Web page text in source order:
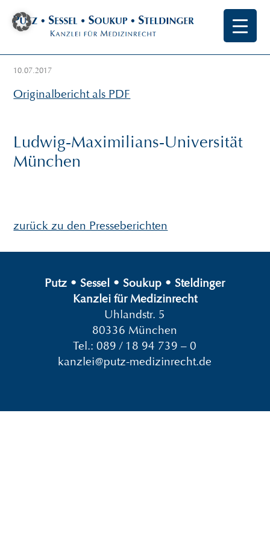
10.07.2017
Originalbericht als PDF
Ludwig-Maximilians-Universität
München
zurück zu den Presseberichten
Putz • Sessel • Soukup • Steldinger
Kanzlei für Medizinrecht
Uhlandstr. 5
80336 München
Tel.:089 / 18 94 739 – 0
kanzlei@putz-medizinrecht.de